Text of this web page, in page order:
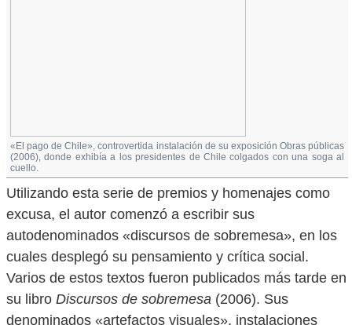
«El pago de Chile», controvertida instalación de su exposición Obras públicas
(2006), donde exhibía a los presidentes de Chile colgados con una soga al
cuello.
Utilizando esta serie de premios y homenajes como
excusa, el autor comenzó a escribir sus
autodenominados «discursos de sobremesa», en los
cuales desplegó su pensamiento y crítica social.
Varios de estos textos fueron publicados más tarde en
su libro Discursos de sobremesa (2006). Sus
denominados «artefactos visuales», instalaciones